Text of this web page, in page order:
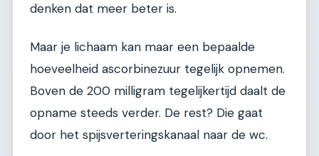
denken dat meer beter is.
Maar je lichaam kan maar een bepaalde
hoeveelheid ascorbinezuur tegelijk opnemen.
Boven de 200 milligram tegelijkertijd daalt de
opname steeds verder. De rest? Die gaat
door het spijsverteringskanaal naar de wc.